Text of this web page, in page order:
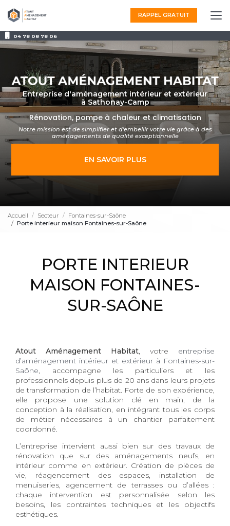
au
contenu
principal
04 78 08 78 06
RAPPEL GRATUIT
Entreprise d'aménagement intérieur et extérieur
à Sathonay-Camp
Rénovation, pompe à chaleur et climatisation
Notre mission est de simplifier et d'embellir votre vie grâce à des
aménagementsde qualité exceptionnelle
EN SAVOIR PLUS
Accueil Secteur
Fontaines-sur-Saône
Porte interieur maison Fontaines-sur-Saône
PORTE INTERIEUR
MAISON FONTAINES-
SUR-SAÔNE
Atout Aménagement Habitat, votre entreprise
d’aménagement intérieur et extérieur à Fontaines-sur-
Saône, accompagne les particuliers et les
professionnels depuis plus de 20 ans dans leurs projets
de transformation de l’habitat. Forte de son expérience,
elle propose une solution clé en main, de la
conception à la réalisation, en intégrant tous les corps
de métier nécessaires à un chantier parfaitement
coordonné.
L’entreprise intervient aussi bien sur des travaux de
rénovation que sur des aménagements neufs, en
intérieur comme en extérieur. Création de pièces de
vie, réagencement des espaces, installation de
menuiseries, agencement de terrasses ou d’allées :
chaque intervention est personnalisée selon les
besoins, les contraintes techniques et les objectifs
esthétiques.